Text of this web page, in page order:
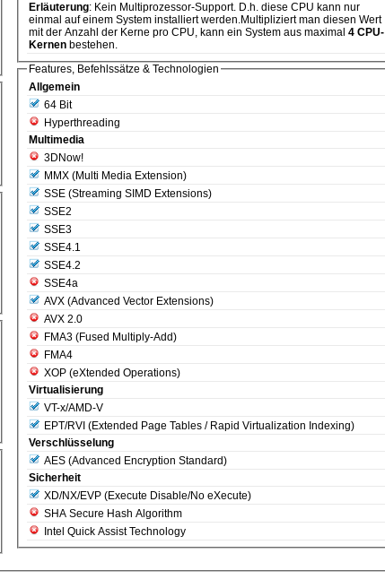
Erläuterung: Kein Multiprozessor-Support. D.h. diese CPU kann nur
einmal auf einem System installiert werden.Multipliziert man diesen Wert
mit der Anzahl der Kerne pro CPU, kann ein System aus maximal 4 CPU-
Kernen bestehen.
Features, Befehlssätze & Technologien
Allgemein
64 Bit
Hyperthreading
Multimedia
3DNow!
MMX (Multi Media Extension)
SSE (Streaming SIMD Extensions)
SSE2
SSE3
SSE4.1
SSE4.2
SSE4a
AVX (Advanced Vector Extensions)
AVX 2.0
FMA3 (Fused Multiply-Add)
FMA4
XOP (eXtended Operations)
Virtualisierung
VT-x/AMD-V
EPT/RVI (Extended Page Tables / Rapid Virtualization Indexing)
Verschlüsselung
AES (Advanced Encryption Standard)
Sicherheit
XD/NX/EVP (Execute Disable/No eXecute)
SHA Secure Hash Algorithm
Intel Quick Assist Technology